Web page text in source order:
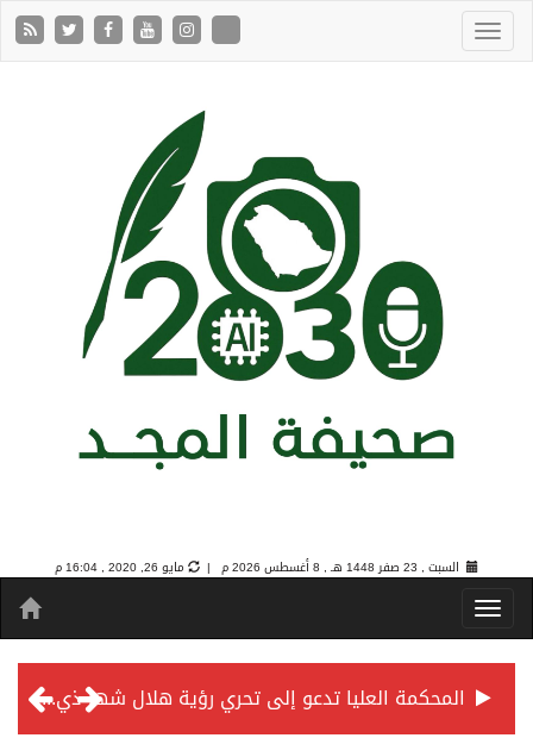
السبت , 23 صفر 1448 هـ , 8 أغسطس 2026 م | مايو 26, 2020 , 16:04 م
المحكمة العليا تدعو إلى تحري رؤية هلال شهر ذي الحجة مساء يوم الأحد الثلاثين من شهر ذي القعدة -حسب تقويم أم القرى- التاسع والعشرين حسب قرار المحكمة العليا